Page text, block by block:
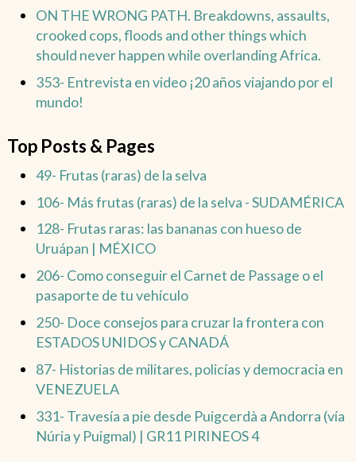
ON THE WRONG PATH. Breakdowns, assaults,
crooked cops, floods and other things which
should never happen while overlanding Africa.
353- Entrevista en video ¡20 años viajando por el
mundo!
Top Posts & Pages
49- Frutas (raras) de la selva
106- Más frutas (raras) de la selva - SUDAMÉRICA
128- Frutas raras: las bananas con hueso de
Uruápan | MÉXICO
206- Como conseguir el Carnet de Passage o el
pasaporte de tu vehículo
250- Doce consejos para cruzar la frontera con
ESTADOS UNIDOS y CANADÁ
87- Historias de militares, policías y democracia en
VENEZUELA
331- Travesía a pie desde Puigcerdà a Andorra (vía
Núria y Puigmal) | GR11 PIRINEOS 4